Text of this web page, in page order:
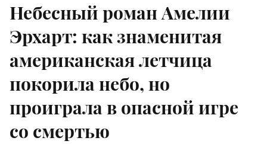
Небесный роман Амелии
Эрхарт: как знаменитая
американская летчица
покорила небо, но
проиграла в опасной игре
со смертью